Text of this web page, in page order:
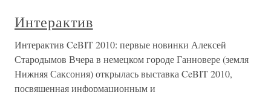
Интерактив
Интерактив CeBIT 2010: первые новинки Алексей
Стародымов Вчера в немецком городе Ганновере (земля
Нижняя Саксония) открылась выставка CeBIT 2010,
посвященная информационным и